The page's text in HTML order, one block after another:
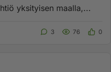
yksityisen maalla,...
3 76 0